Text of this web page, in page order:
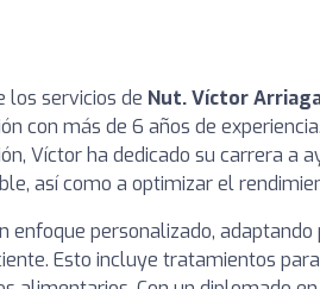
los servicios de Nut. Víctor
con más de 6 años de
Víctor ha dedicado su carrera a
así como a optimizar el
enfoque personalizado,
Esto incluye tratamientos